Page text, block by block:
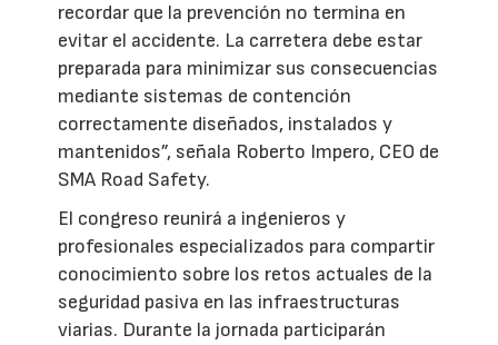
recordar que la prevención no termina en
evitar el accidente. La carretera debe estar
preparada para minimizar sus consecuencias
mediante sistemas de contención
correctamente diseñados, instalados y
mantenidos”, señala Roberto Impero, CEO de
SMA Road Safety.
El congreso reunirá a ingenieros y
profesionales especializados para compartir
conocimiento sobre los retos actuales de la
seguridad pasiva en las infraestructuras
viarias. Durante la jornada participarán